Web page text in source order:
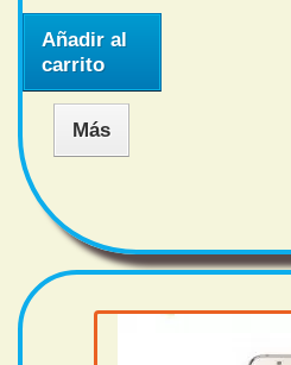
Añadir al
carrito
Más